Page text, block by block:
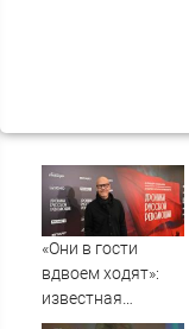
«Они в гости
вдвоем ходят»:
известная
журналистка